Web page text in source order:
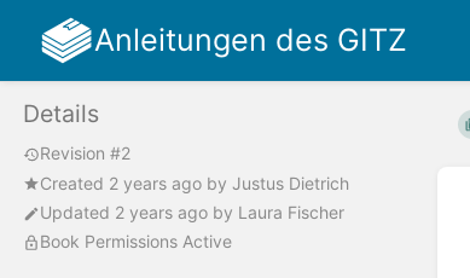
Anleitungen des GITZ
Details
Revision #2
Created 2 years ago by Justus Dietrich
Updated 2 years ago by Laura Fischer
Book Permissions Active